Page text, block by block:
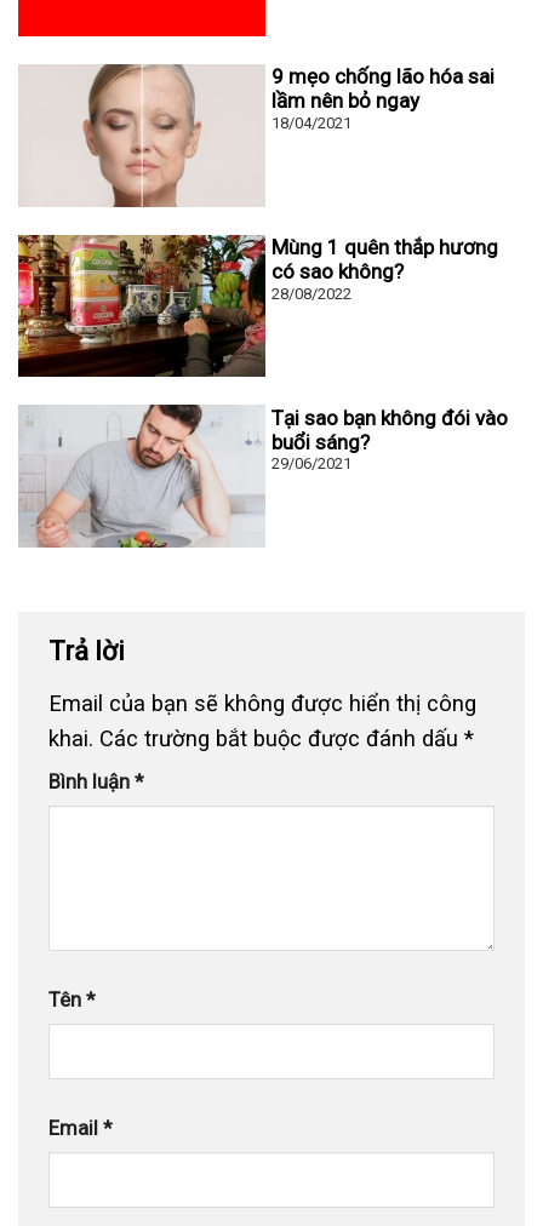
9 mẹo chống lão hóa sai
lầm nên bỏ ngay
18/04/2021
Mùng 1 quên thắp hương
có sao không?
28/08/2022
Tại sao bạn không đói vào
buổi sáng?
29/06/2021
Trả lời
Email của bạn sẽ không được hiển thị công
khai. Các trường bắt buộc được đánh dấu *
Bình luận *
Tên *
Email *